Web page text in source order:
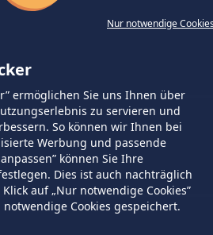
Nur notwendige
ermöglichen Sie uns Ihnen über
zu servieren und
So können wir Ihnen bei
Werbung und passende
können Sie Ihre
Dies ist auch nachträglich
auf „Nur notwendige Cookies”
Cookies gespeichert.